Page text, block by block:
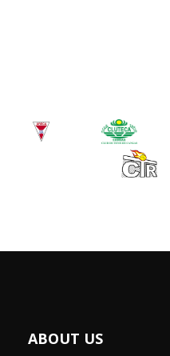
ABOUT US